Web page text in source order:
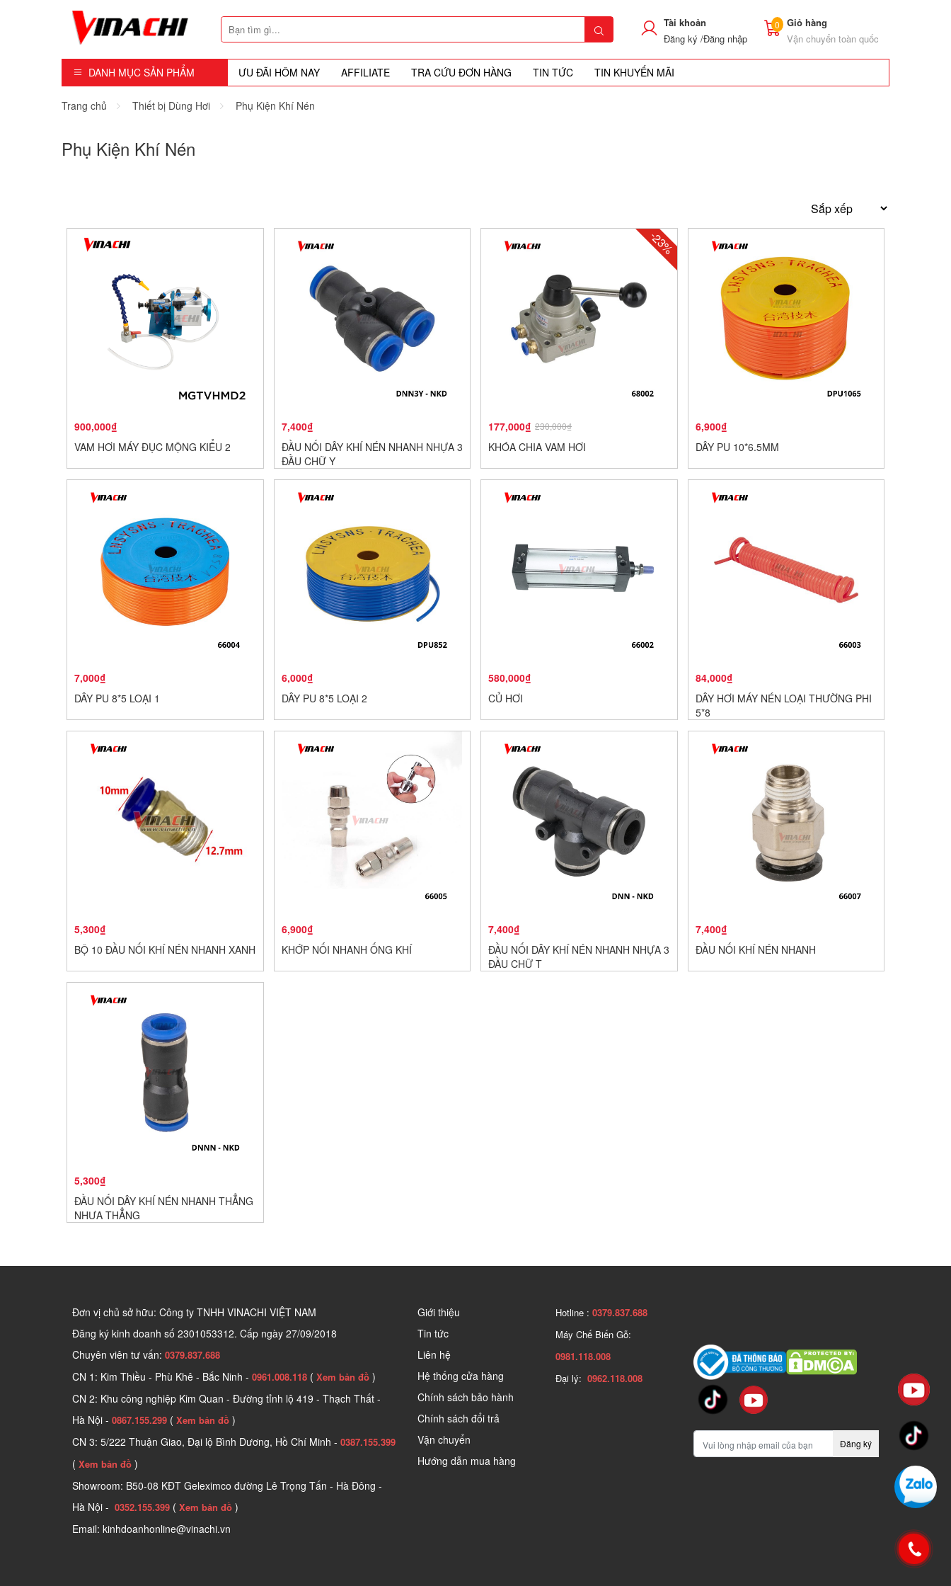
Tài khoản
Đăng ký /Đăng nhập
0
Giỏ hàng
Vận chuyển toàn quốc
DANH MỤC SẢN PHẨM ƯU ĐÃI HÔM NAY AFFILIATE TRA CỨU ĐƠN HÀNG TIN TỨC TIN KHUYẾN MÃI
Dụng Cụ - Công Cụ
Phụ Kiện
Thiết bị Dùng Hơi
Vật Tư Tiêu Hao
Khóa - Phụ Kiện Cửa
Trang chủ Thiết bị Dùng Hơi Phụ Kiện Khí Nén
Phụ Kiện Khí Nén
900,000₫
VAM HƠI MÁY ĐỤC MỘNG KIỂU 2
7,400₫
ĐẦU NỐI DÂY KHÍ NÉN NHANH NHỰA 3
ĐẦU CHỮ Y
-23%
177,000₫ 230,000₫
KHÓA CHIA VAM HƠI
6,900₫
DÂY PU 10*6.5MM
7,000₫
DÂY PU 8*5 LOẠI 1
6,000₫
DÂY PU 8*5 LOẠI 2
580,000₫
CỦ HƠI
84,000₫
DÂY HƠI MÁY NÉN LOẠI THƯỜNG PHI
5*8
5,300₫
BỘ 10 ĐẦU NỐI KHÍ NÉN NHANH XANH
6,900₫
KHỚP NỐI NHANH ỐNG KHÍ
7,400₫
ĐẦU NỐI DÂY KHÍ NÉN NHANH NHỰA 3
ĐẦU CHỮ T
7,400₫
ĐẦU NỐI KHÍ NÉN NHANH
5,300₫
ĐẦU NỐI DÂY KHÍ NÉN NHANH THẲNG
NHỰA THẲNG
Đơn vị chủ sở hữu: Công ty TNHH VINACHI VIỆT NAM
Đăng ký kinh doanh số 2301053312. Cấp ngày 27/09/2018
Chuyên viên tư vấn: 0379.837.688
CN 1: Kim Thiều - Phù Khê - Bắc Ninh - 0961.008.118 ( Xem bản đồ )
CN 2: Khu công nghiệp Kim Quan - Đường tỉnh lộ 419 - Thạch Thất -
Hà Nội - 0867.155.299 ( Xem bản đồ )
CN 3: 5/222 Thuận Giao, Đại lộ Bình Dương, Hồ Chí Minh - 0387.155.399
( Xem bản đồ )
Showroom: B50-08 KĐT Geleximco đường Lê Trọng Tấn - Hà Đông -
Hà Nội - 0352.155.399 ( Xem bản đồ )
Email: kinhdoanhonline@vinachi.vn
Giới thiệu
Tin tức
Liên hệ
Hệ thống cửa hàng
Chính sách bảo hành
Chính sách đổi trả
Vận chuyển
Hướng dẫn mua hàng
Hotline : 0379.837.688
Máy Chế Biến Gỗ:
0981.118.008
Đại lý: 0962.118.008
Đăng ký